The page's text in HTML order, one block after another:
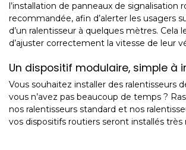
l’installation de panneaux de signalisation
recommandée, afin d’alerter les usagers
d’un ralentisseur à quelques mètres. Cela
d’ajuster correctement la vitesse de leur
Un dispositif modulaire, simple à
Vous souhaitez installer des ralentisseurs
vous n’avez pas beaucoup de temps ?
nos ralentisseurs standard et nos
vos dispositifs routiers seront installés très